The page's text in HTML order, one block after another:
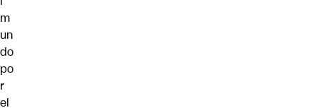
m
un
do
po
r
el